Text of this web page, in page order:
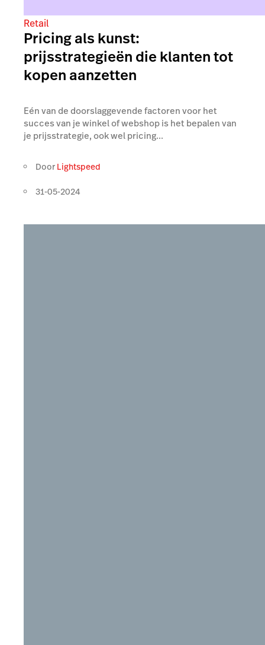
Retail
Pricing als kunst:
prijsstrategieën die klanten tot
kopen aanzetten
Eén van de doorslaggevende factoren voor het
succes van je winkel of webshop is het bepalen van
je prijsstrategie, ook wel pricing...
Door Lightspeed
31-05-2024